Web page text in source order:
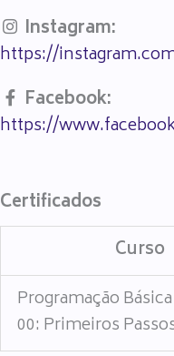
Instagram:
https://
Facebook:
https://
Certificados
Curso
Programação
00: Primeiros